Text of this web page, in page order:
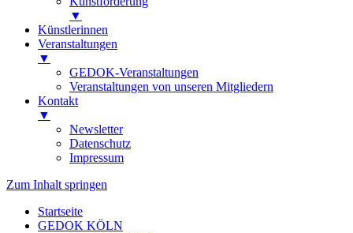
▼
Künstlerinnen
Veranstaltungen
▼
GEDOK-Veranstaltungen
Veranstaltungen von unseren Mitgliedern
Kontakt
▼
Newsletter
Datenschutz
Impressum
Zum Inhalt springen
Startseite
GEDOK KÖLN